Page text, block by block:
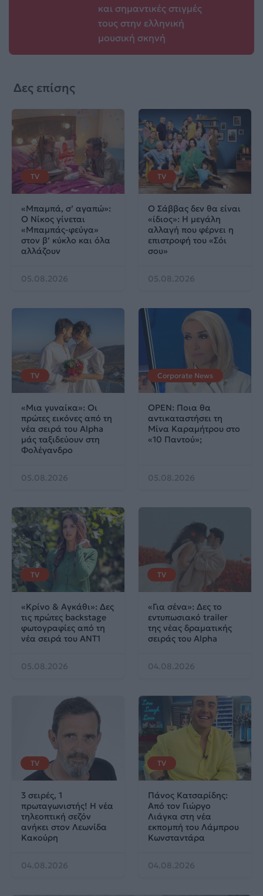
και σημαντικές στιγμές
τους στην ελληνική
μουσική σκηνή
Δες επίσης
TV
«Μπαμπά, σ’ αγαπώ»:
Ο Νίκος γίνεται
«Μπαμπάς-φεύγα»
στον β’ κύκλο και όλα
αλλάζουν
05.08.2026
TV
Ο Σάββας δεν θα είναι
«ίδιος»: Η μεγάλη
αλλαγή που φέρνει η
επιστροφή του «Σόι
σου»
05.08.2026
TV
«Μια γυναίκα»: Οι
πρώτες εικόνες από τη
νέα σειρά του Alpha
μάς ταξιδεύουν στη
Φολέγανδρο
05.08.2026
Corporate News
OPEN: Ποια θα
αντικαταστήσει τη
Μίνα Καραμήτρου στο
«10 Παντού»;
05.08.2026
TV
«Κρίνο & Αγκάθι»: Δες
τις πρώτες backstage
φωτογραφίες από τη
νέα σειρά του ΑΝΤ1
05.08.2026
TV
«Για σένα»: Δες το
εντυπωσιακό trailer
της νέας δραματικής
σειράς του Alpha
04.08.2026
TV
3 σειρές, 1
πρωταγωνιστής! Η νέα
τηλεοπτική σεζόν
ανήκει στον Λεωνίδα
Κακούρη
04.08.2026
TV
Πάνος Κατσαρίδης:
Από τον Γιώργο
Λιάγκα στη νέα
εκπομπή του Λάμπρου
Κωνσταντάρα
04.08.2026